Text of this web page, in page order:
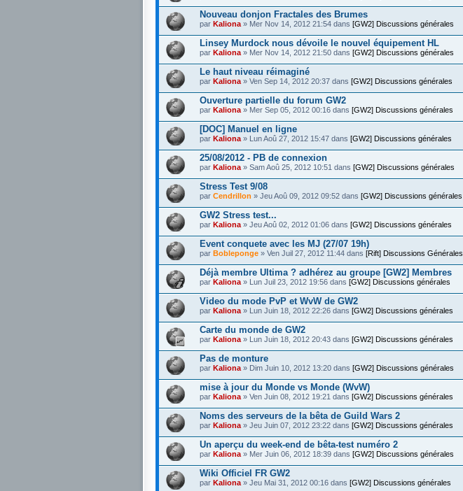
Nouveau donjon Fractales des Brumes
par Kaliona » Mer Nov 14, 2012 21:54 dans [GW2] Discussions générales
Linsey Murdock nous dévoile le nouvel équipement HL
par Kaliona » Mer Nov 14, 2012 21:50 dans [GW2] Discussions générales
Le haut niveau réimaginé
par Kaliona » Ven Sep 14, 2012 20:37 dans [GW2] Discussions générales
Ouverture partielle du forum GW2
par Kaliona » Mer Sep 05, 2012 00:16 dans [GW2] Discussions générales
[DOC] Manuel en ligne
par Kaliona » Lun Aoû 27, 2012 15:47 dans [GW2] Discussions générales
25/08/2012 - PB de connexion
par Kaliona » Sam Aoû 25, 2012 10:51 dans [GW2] Discussions générales
Stress Test 9/08
par Cendrillon » Jeu Aoû 09, 2012 09:52 dans [GW2] Discussions générales
GW2 Stress test...
par Kaliona » Jeu Aoû 02, 2012 01:06 dans [GW2] Discussions générales
Event conquete avec les MJ (27/07 19h)
par Bobleponge » Ven Juil 27, 2012 11:44 dans [Rift] Discussions Générales
Déjà membre Ultima ? adhérez au groupe [GW2] Membres
par Kaliona » Lun Juil 23, 2012 19:56 dans [GW2] Discussions générales
Video du mode PvP et WvW de GW2
par Kaliona » Lun Juin 18, 2012 22:26 dans [GW2] Discussions générales
Carte du monde de GW2
par Kaliona » Lun Juin 18, 2012 20:43 dans [GW2] Discussions générales
Pas de monture
par Kaliona » Dim Juin 10, 2012 13:20 dans [GW2] Discussions générales
mise à jour du Monde vs Monde (WvW)
par Kaliona » Ven Juin 08, 2012 19:21 dans [GW2] Discussions générales
Noms des serveurs de la bêta de Guild Wars 2
par Kaliona » Jeu Juin 07, 2012 23:22 dans [GW2] Discussions générales
Un aperçu du week-end de bêta-test numéro 2
par Kaliona » Mer Juin 06, 2012 18:39 dans [GW2] Discussions générales
Wiki Officiel FR GW2
par Kaliona » Jeu Mai 31, 2012 00:16 dans [GW2] Discussions générales